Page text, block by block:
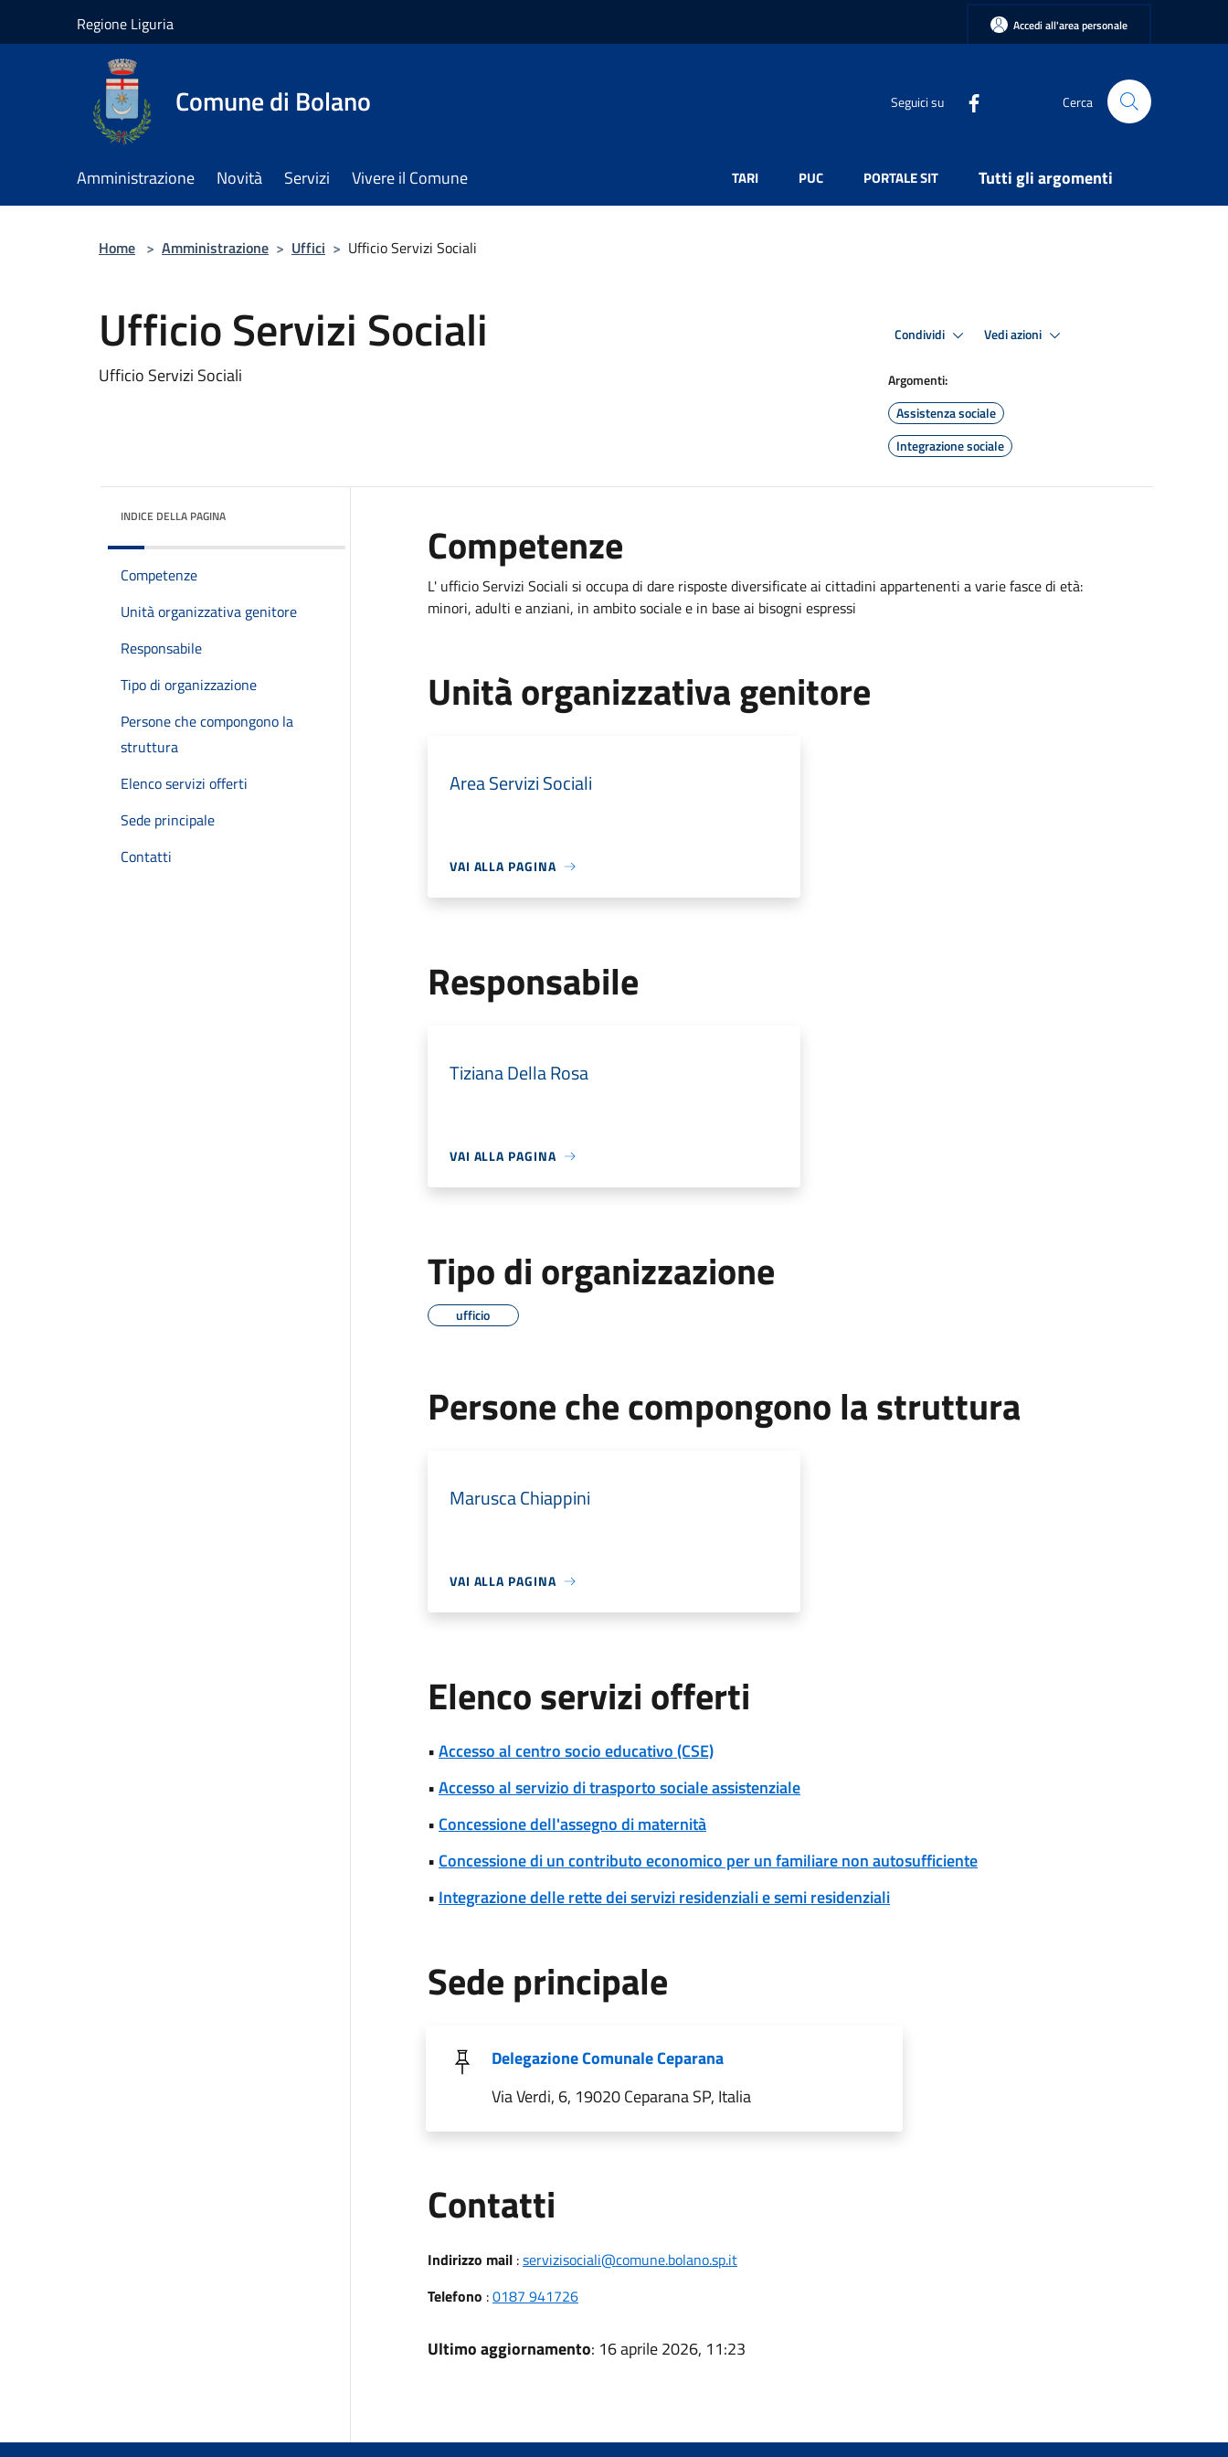
Regione Liguria Accedi all'area personale
Comune di Bolano Seguici su Cerca
Amministrazione Novità Servizi Vivere il Comune TARI PUC PORTALE SIT Tutti gli argomenti
Home > Amministrazione > Uffici > Ufficio Servizi Sociali
Ufficio Servizi Sociali
Ufficio Servizi Sociali
Condividi Vedi azioni
Argomenti:
Assistenza sociale
Integrazione sociale
INDICE DELLA PAGINA
Competenze
Unità organizzativa genitore
Responsabile
Tipo di organizzazione
Persone che compongono la
struttura
Elenco servizi offerti
Sede principale
Contatti
Competenze
L' ufficio Servizi Sociali si occupa di dare risposte diversificate ai cittadini appartenenti a varie fasce di età:
minori, adulti e anziani, in ambito sociale e in base ai bisogni espressi
Unità organizzativa genitore
Area Servizi Sociali
VAI ALLA PAGINA
Responsabile
Tiziana Della Rosa
VAI ALLA PAGINA
Tipo di organizzazione
ufficio
Persone che compongono la struttura
Marusca Chiappini
VAI ALLA PAGINA
Elenco servizi offerti
•Accesso al centro socio educativo (CSE)
•Accesso al servizio di trasporto sociale assistenziale
• Concessione dell'assegno di maternità
• Concessione di un contributo economico per un familiare non autosufficiente
• Integrazione delle rette dei servizi residenziali e semi residenziali
Sede principale
Delegazione Comunale Ceparana
Via Verdi, 6, 19020 Ceparana SP, Italia
Contatti
Indirizzo mail:servizisociali@comune.bolano.sp.it
Telefono :0187 941726
Ultimo aggiornamento: 16 aprile 2026, 11:23